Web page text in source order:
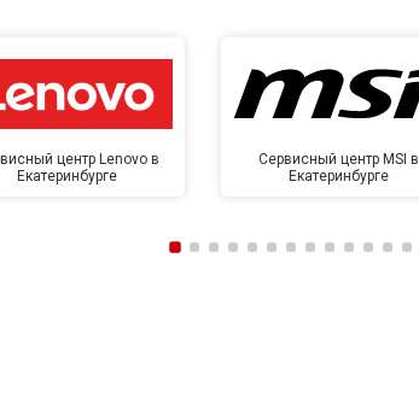
центр Lenovo в
Екатеринбурге
Сервисный центр MSI в
Екатеринбурге